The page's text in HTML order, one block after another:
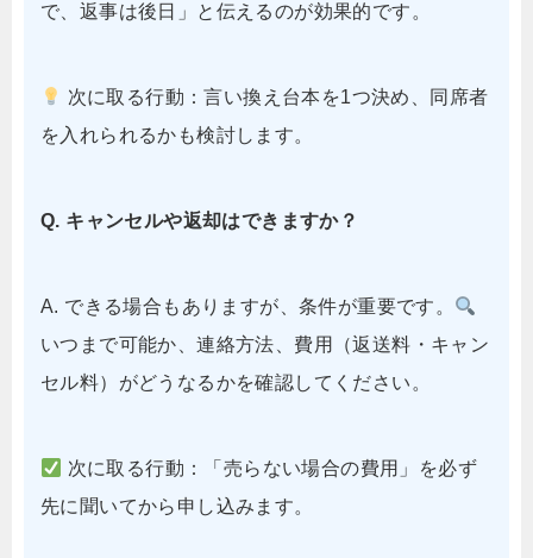
で、返事は後日」と伝えるのが効果的です。
次に取る行動：言い換え台本を1つ決め、同席者
を入れられるかも検討します。
Q. キャンセルや返却はできますか？
A. できる場合もありますが、条件が重要です。
いつまで可能か、連絡方法、費用（返送料・キャン
セル料）がどうなるかを確認してください。
次に取る行動：「売らない場合の費用」を必ず
先に聞いてから申し込みます。